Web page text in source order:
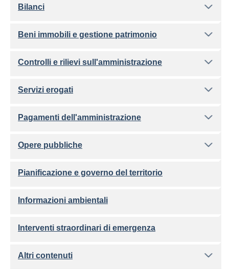
Bilanci
Beni immobili e gestione patrimonio
Controlli e rilievi sull'amministrazione
Servizi erogati
Pagamenti dell'amministrazione
Opere pubbliche
Pianificazione e governo del territorio
Informazioni ambientali
Interventi straordinari di emergenza
Altri contenuti